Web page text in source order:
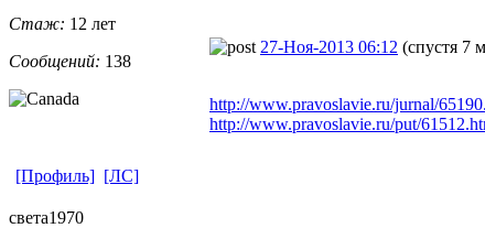
Стаж: 12 лет
Сообщений: 138
27-Ноя-2013 06:12 (спустя 7
http://www.pravoslavie.ru/jurnal/
http://www.pravoslavie.ru/put/
[Профиль] [ЛС]
света1970